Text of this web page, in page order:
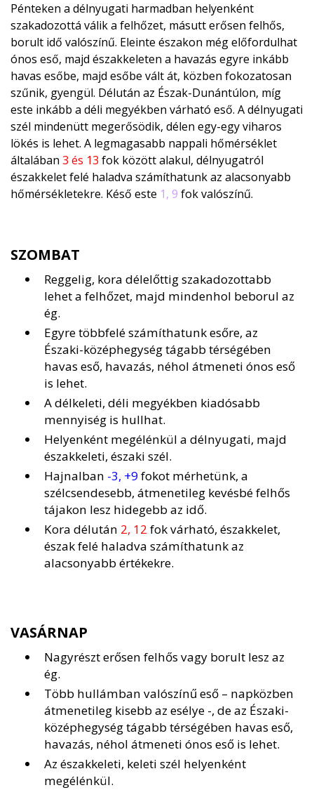
Pénteken a délnyugati harmadban helyenként
szakadozottá válik a felhőzet, másutt erősen felhős,
borult idő valószínű. Eleinte északon még előfordulhat
ónos eső, majd északkeleten a havazás egyre inkább
havas esőbe, majd esőbe vált át, közben fokozatosan
szűnik, gyengül. Délután az Észak-Dunántúlon, míg
este inkább a déli megyékben várható eső. A délnyugati
szél mindenütt megerősödik, délen egy-egy viharos
lökés is lehet. A legmagasabb nappali hőmérséklet
általában 3 és 13 fok között alakul, délnyugatról
északkelet felé haladva számíthatunk az alacsonyabb
hőmérsékletekre. Késő este 1, 9 fok valószínű.
SZOMBAT
Reggelig, kora délelőttig szakadozottabb
lehet a felhőzet, majd mindenhol beborul az
ég.
Egyre többfelé számíthatunk esőre, az
Északi-középhegység tágabb térségében
havas eső, havazás, néhol átmeneti ónos eső
is lehet.
A délkeleti, déli megyékben kiadósabb
mennyiség is hullhat.
Helyenként megélénkül a délnyugati, majd
északkeleti, északi szél.
Hajnalban -3, +9fokot mérhetünk, a
szélcsendesebb, átmenetileg kevésbé felhős
tájakon lesz hidegebb az idő.
Kora délután 2, 12 fok várható, északkelet,
észak felé haladva számíthatunk az
alacsonyabb értékekre.
VASÁRNAP
Nagyrészt erősen felhős vagy borult lesz az
ég.
Több hullámban valószínű eső – napközben
átmenetileg kisebb az esélye -, de az Északi-
középhegység tágabb térségében havas eső,
havazás, néhol átmeneti ónos eső is lehet.
Az északkeleti, keleti szél helyenként
megélénkül.